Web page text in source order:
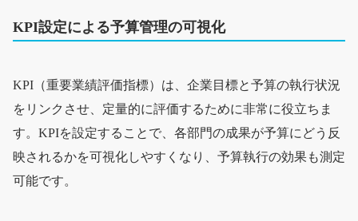
KPI設定による予算管理の可視化
KPI（重要業績評価指標）は、企業目標と予算の執行状況
をリンクさせ、定量的に評価するために非常に役立ちま
す。KPIを設定することで、各部門の成果が予算にどう反
映されるかを可視化しやすくなり、予算執行の効果も測定
可能です。